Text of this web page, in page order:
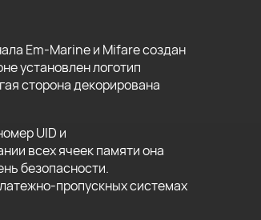
Em-Marine и Mifare создан
установлен логотип
сторона декорирована
UID и
всех ячеек памяти она
безопасности.
пропускных системах